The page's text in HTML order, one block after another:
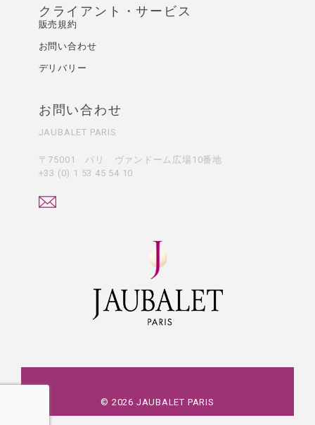
クライアント・サービス
販売規約
お問い合わせ
デリバリー
お問い合わせ
JAUBALET PARIS
〒75001 パリ ヴァンドーム広場10番地
+33 (0) 1 53 45 54 10
© 2026 JAUBALET PARIS